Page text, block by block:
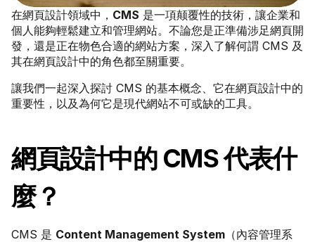
在網頁設計領域中， CMS 是一項颠覆性的技術，讓企業和
個人能夠輕鬆建立和管理網站。不論您是正準備涉足網頁開
發，還是正在物色合適的網站方案，深入了解何謂 CMS 及
其在網頁設計中的角色都至關重要。
讓我們一起深入探討 CMS 的基本概念、它在網頁設計中的
重要性，以及為何它是現代網站不可或缺的工具。
網頁設計中的 CMS 代表什
麼？
CMS 是 Content Management System （內容管理系